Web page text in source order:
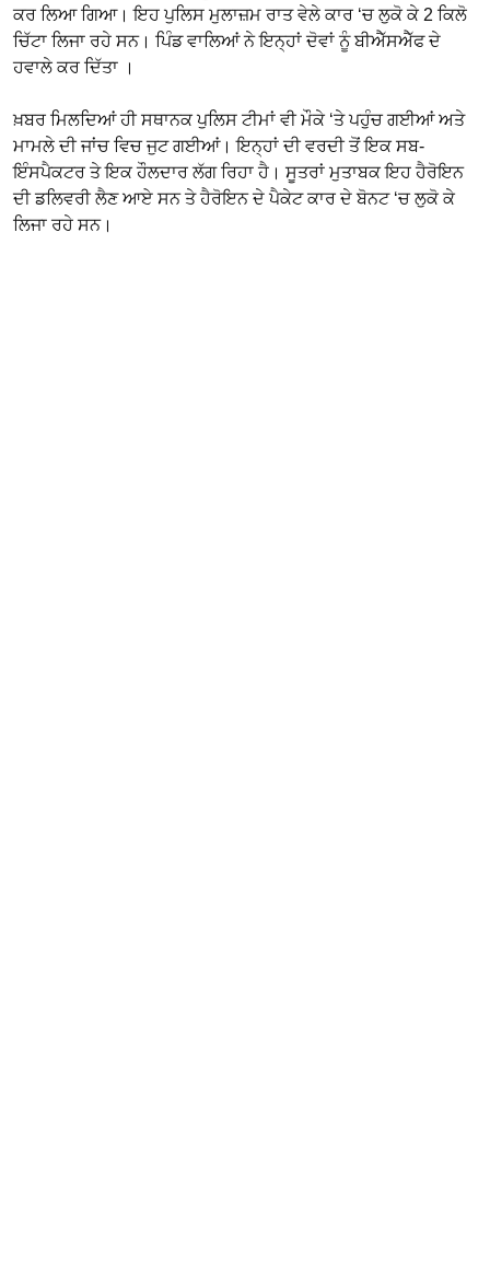
ਕਰ ਲਿਆ ਗਿਆ। ਇਹ ਪੁਲਿਸ ਮੁਲਾਜ਼ਮ ਰਾਤ ਵੇਲੇ ਕਾਰ ‘ਚ ਲੁਕੋ ਕੇ 2 ਕਿਲੋ
ਚਿੱਟਾ ਲਿਜਾ ਰਹੇ ਸਨ। ਪਿੰਡ ਵਾਲਿਆਂ ਨੇ ਇਨ੍ਹਾਂ ਦੋਵਾਂ ਨੂੰ ਬੀਐੱਸਐੱਫ ਦੇ
ਹਵਾਲੇ ਕਰ ਦਿੱਤਾ ।
ਖ਼ਬਰ ਮਿਲਦਿਆਂ ਹੀ ਸਥਾਨਕ ਪੁਲਿਸ ਟੀਮਾਂ ਵੀ ਮੌਕੇ ‘ਤੇ ਪਹੁੰਚ ਗਈਆਂ ਅਤੇ
ਮਾਮਲੇ ਦੀ ਜਾਂਚ ਵਿਚ ਜੁਟ ਗਈਆਂ। ਇਨ੍ਹਾਂ ਦੀ ਵਰਦੀ ਤੋਂ ਇਕ ਸਬ-
ਇੰਸਪੈਕਟਰ ਤੇ ਇਕ ਹੌਲਦਾਰ ਲੱਗ ਰਿਹਾ ਹੈ। ਸੂਤਰਾਂ ਮੁਤਾਬਕ ਇਹ ਹੈਰੋਇਨ
ਦੀ ਡਲਿਵਰੀ ਲੈਣ ਆਏ ਸਨ ਤੇ ਹੈਰੋਇਨ ਦੇ ਪੈਕੇਟ ਕਾਰ ਦੇ ਬੋਨਟ ‘ਚ ਲੁਕੋ ਕੇ
ਲਿਜਾ ਰਹੇ ਸਨ।